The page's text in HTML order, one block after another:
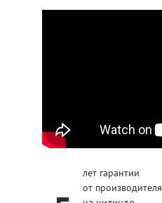
лет гарантии
от производителя